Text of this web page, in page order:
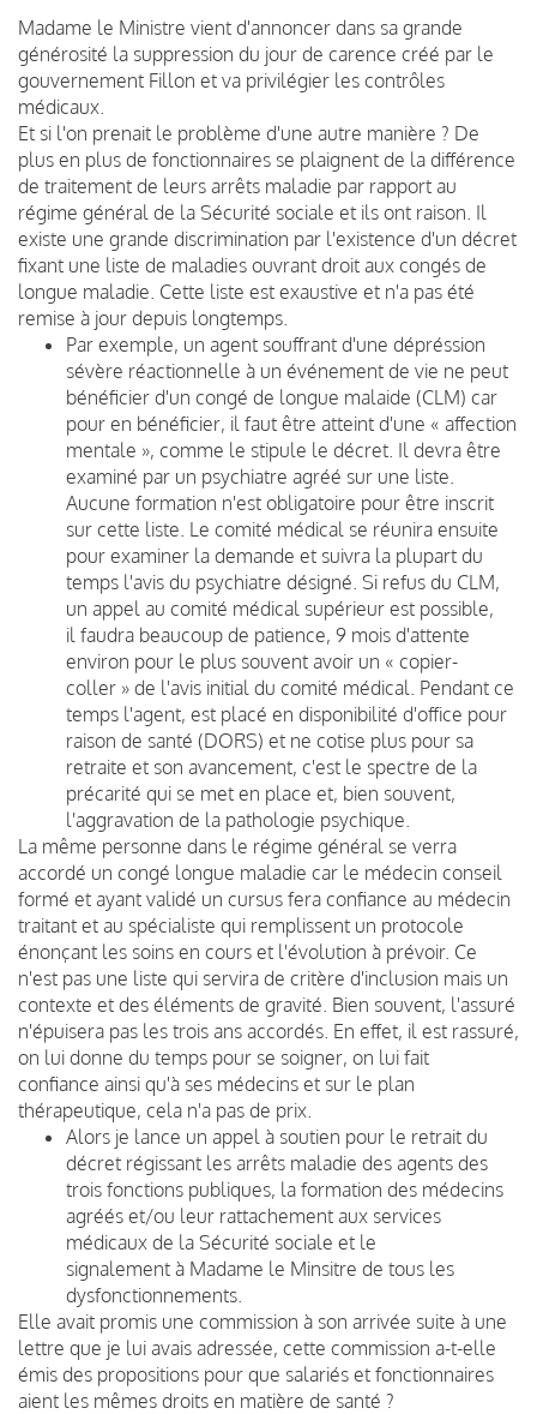
Madame le Ministre vient d'annoncer dans sa grande
générosité la suppression du jour de carence créé par le
gouvernement Fillon et va privilégier les contrôles
médicaux.
Et si l'on prenait le problème d'une autre manière ? De
plus en plus de fonctionnaires se plaignent de la différence
de traitement de leurs arrêts maladie par rapport au
régime général de la Sécurité sociale et ils ont raison. Il
existe une grande discrimination par l'existence d'un décret
fixant une liste de maladies ouvrant droit aux congés de
longue maladie. Cette liste est exaustive et n'a pas été
remise à jour depuis longtemps.
Par exemple, un agent souffrant d'une dépréssion
sévère réactionnelle à un événement de vie ne peut
bénéficier d'un congé de longue malaide (CLM) car
pour en bénéficier, il faut être atteint d'une « affection
mentale », comme le stipule le décret. Il devra être
examiné par un psychiatre agréé sur une liste.
Aucune formation n'est obligatoire pour être inscrit
sur cette liste. Le comité médical se réunira ensuite
pour examiner la demande et suivra la plupart du
temps l'avis du psychiatre désigné. Si refus du CLM,
un appel au comité médical supérieur est possible,
il faudra beaucoup de patience, 9 mois d'attente
environ pour le plus souvent avoir un « copier-
coller » de l'avis initial du comité médical. Pendant ce
temps l'agent, est placé en disponibilité d'office pour
raison de santé (DORS) et ne cotise plus pour sa
retraite et son avancement, c'est le spectre de la
précarité qui se met en place et, bien souvent,
l'aggravation de la pathologie psychique.
La même personne dans le régime général se verra
accordé un congé longue maladie car le médecin conseil
formé et ayant validé un cursus fera confiance au médecin
traitant et au spécialiste qui remplissent un protocole
énonçant les soins en cours et l'évolution à prévoir. Ce
n'est pas une liste qui servira de critère d'inclusion mais un
contexte et des éléments de gravité. Bien souvent, l'assuré
n'épuisera pas les trois ans accordés. En effet, il est rassuré,
on lui donne du temps pour se soigner, on lui fait
confiance ainsi qu'à ses médecins et sur le plan
thérapeutique, cela n'a pas de prix.
Alors je lance un appel à soutien pour le retrait du
décret régissant les arrêts maladie des agents des
trois fonctions publiques, la formation des médecins
agréés et/ou leur rattachement aux services
médicaux de la Sécurité sociale et le
signalement à Madame le Minsitre de tous les
dysfonctionnements.
Elle avait promis une commission à son arrivée suite à une
lettre que je lui avais adressée, cette commission a-t-elle
émis des propositions pour que salariés et fonctionnaires
aient les mêmes droits en matière de santé ?